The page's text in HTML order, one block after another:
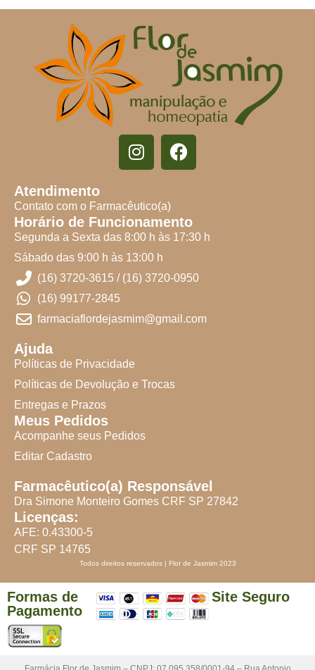
Atendimento
Contato com o Farmacêutico(a)
Horário de Funcionamento
Segunda a Sexta das 8:00 h às 17:30 h
Sábado das 9:00 h às 13:00 h
(16) 3720-3615 / (16) 3720-0950
(16) 99177-2845
farmaciaflordejasmim@gmail.com
Ajuda
Políticas de Privacidade
Políticas de Devolução e Trocas
Entregas e Prazos
Meus Pedidos
Acompanhe seus Pedidos
Editar Cadastro
Farmacêutico(a) Responsável
Dra Simone Monteiro Gomes CRF SP 27842
Licenças:
AFE: 0.43300-5
CRF SP 14765
Todos direitos reservados | Flor de Jasmim 2023
Formas de
Pagamento
Site Seguro